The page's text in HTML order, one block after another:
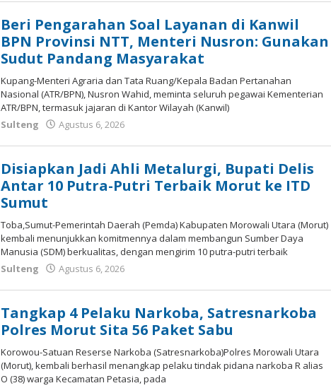
Beri Pengarahan Soal Layanan di Kanwil
BPN Provinsi NTT, Menteri Nusron: Gunakan
Sudut Pandang Masyarakat
Kupang-Menteri Agraria dan Tata Ruang/Kepala Badan Pertanahan
Nasional (ATR/BPN), Nusron Wahid, meminta seluruh pegawai Kementerian
ATR/BPN, termasuk jajaran di Kantor Wilayah (Kanwil)
Sulteng
Agustus 6, 2026
Disiapkan Jadi Ahli Metalurgi, Bupati Delis
Antar 10 Putra-Putri Terbaik Morut ke ITD
Sumut
Toba,Sumut-Pemerintah Daerah (Pemda) Kabupaten Morowali Utara (Morut)
kembali menunjukkan komitmennya dalam membangun Sumber Daya
Manusia (SDM) berkualitas, dengan mengirim 10 putra-putri terbaik
Sulteng
Agustus 6, 2026
Tangkap 4 Pelaku Narkoba, Satresnarkoba
Polres Morut Sita 56 Paket Sabu
Korowou-Satuan Reserse Narkoba (Satresnarkoba)Polres Morowali Utara
(Morut), kembali berhasil menangkap pelaku tindak pidana narkoba R alias
O (38) warga Kecamatan Petasia, pada